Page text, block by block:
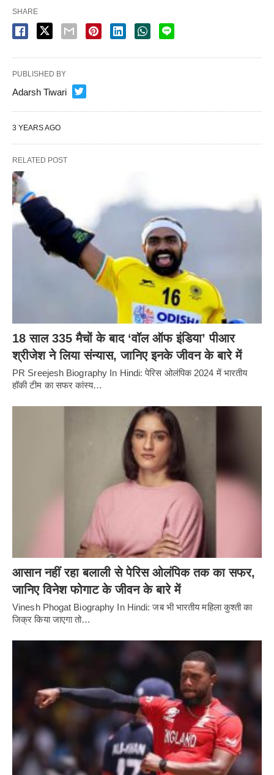
SHARE
PUBLISHED BY
Adarsh Tiwari
3 YEARS AGO
RELATED POST
18 साल 335 मैचों के बाद ‘वॉल ऑफ इंडिया’ पीआर
श्रीजेश ने लिया संन्यास, जानिए इनके जीवन के बारे में
PR Sreejesh Biography In Hindi: पेरिस ओलंपिक 2024 में भारतीय
हॉकी टीम का सफर कांस्य…
आसान नहीं रहा बलाली से पेरिस ओलंपिक तक का सफर,
जानिए विनेश फोगाट के जीवन के बारे में
Vinesh Phogat Biography In Hindi: जब भी भारतीय महिला कुश्ती का
जिक्र किया जाएगा तो…